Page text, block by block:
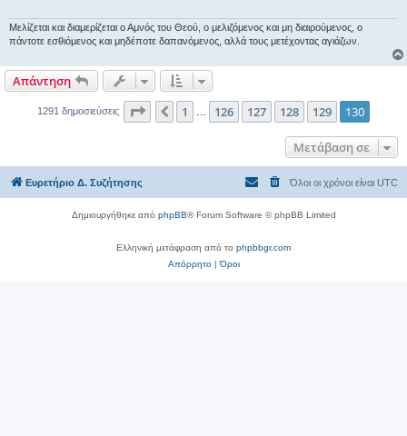
υ
σ
Μελίζεται και διαμερίζεται ο Αμνός του Θεού, ο μελιζόμενος και μη διαιρούμενος, ο
πάντοτε εσθιόμενος και μηδέποτε δαπανόμενος, αλλά τους μετέχοντας αγιάζων.
Απάντηση
1291 δημοσιεύσεις Σελίδα 130 από 130
Προηγούμενη
1 126 127 128 129 130
Μετάβαση σε
Ευρετήριο Δ. Συζήτησης Όλοι οι χρόνοι είναι UTC
Δημιουργήθηκε από phpBB® Forum Software © phpBB Limited
Ελληνική μετάφραση από το phpbbgr.com
Απόρρητο|Όροι